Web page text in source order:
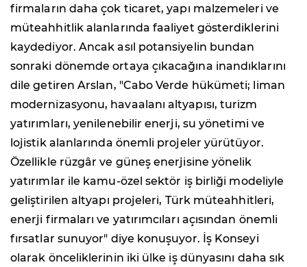
firmaların daha çok ticaret, yapı malzemeleri ve
müteahhitlik alanlarında faaliyet gösterdiklerini
kaydediyor. Ancak asıl potansiyelin bundan
sonraki dönemde ortaya çıkacağına inandıklarını
dile getiren Arslan, "Cabo Verde hükümeti; liman
modernizasyonu, havaalanı altyapısı, turizm
yatırımları, yenilenebilir enerji, su yönetimi ve
lojistik alanlarında önemli projeler yürütüyor.
Özellikle rüzgâr ve güneş enerjisine yönelik
yatırımlar ile kamu-özel sektör iş birliği modeliyle
geliştirilen altyapı projeleri, Türk müteahhitleri,
enerji firmaları ve yatırımcıları açısından önemli
fırsatlar sunuyor" diye konuşuyor. İş Konseyi
olarak önceliklerinin iki ülke iş dünyasını daha sık